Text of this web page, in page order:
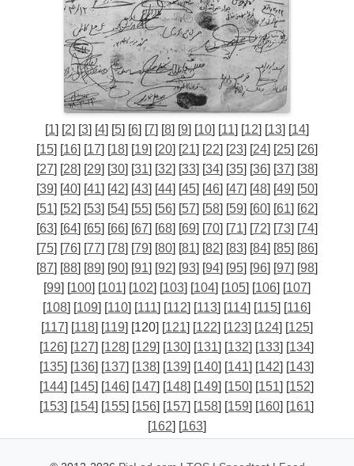
[1] [2] [3] [4] [5] [6] [7] [8] [9] [10] [11] [12] [13] [14]
[15] [16] [17] [18] [19] [20] [21] [22] [23] [24] [25] [26]
[27] [28] [29] [30] [31] [32] [33] [34] [35] [36] [37] [38]
[39] [40] [41] [42] [43] [44] [45] [46] [47] [48] [49] [50]
[51] [52] [53] [54] [55] [56] [57] [58] [59] [60] [61] [62]
[63] [64] [65] [66] [67] [68] [69] [70] [71] [72] [73] [74]
[75] [76] [77] [78] [79] [80] [81] [82] [83] [84] [85] [86]
[87] [88] [89] [90] [91] [92] [93] [94] [95] [96] [97] [98]
[99] [100] [101] [102] [103] [104] [105] [106] [107]
[108] [109] [110] [111] [112] [113] [114] [115] [116]
[117] [118] [119] [120] [121] [122] [123] [124] [125]
[126] [127] [128] [129] [130] [131] [132] [133] [134]
[135] [136] [137] [138] [139] [140] [141] [142] [143]
[144] [145] [146] [147] [148] [149] [150] [151] [152]
[153] [154] [155] [156] [157] [158] [159] [160] [161]
[162] [163]